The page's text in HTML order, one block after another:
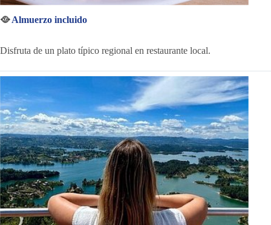
🥘Almuerzo incluido
Disfruta de un plato típico regional en restaurante local.